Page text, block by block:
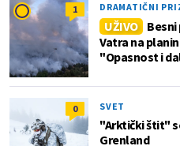
1 DRAMATIČNI
UŽIVO
Vatra na
"Opasnost i
0 SVET
"Arktički štit"
Grenland